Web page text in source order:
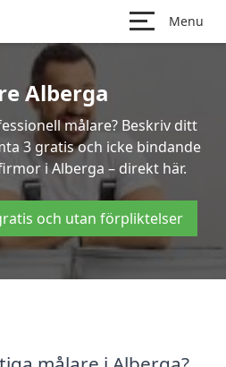
Menu
Alberga
målare? Beskriv ditt
3 gratis och icke bindande
i Alberga – direkt här.
och utan förpliktelser